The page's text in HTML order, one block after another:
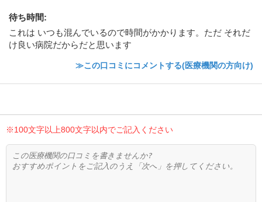
待ち時間:
これは いつも混んでいるので時間がかかります。ただ それだ
け良い病院だからだと思います
≫この口コミにコメントする(医療機関の方向け)
※100文字以上800文字以内でご記入ください